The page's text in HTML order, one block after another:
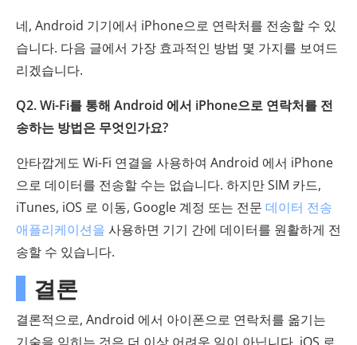
네, Android 기기에서 iPhone으로 연락처를 전송할 수 있
습니다. 다음 글에서 가장 효과적인 방법 몇 가지를 보여드
리겠습니다.
Q2. Wi-Fi를 통해 Android 에서 iPhone으로 연락처를 전
송하는 방법은 무엇인가요?
안타깝게도 Wi-Fi 연결을 사용하여 Android 에서 iPhone
으로 데이터를 전송할 수는 없습니다. 하지만 SIM 카드,
iTunes, iOS 로 이동, Google 계정 또는 전문 데이터 전송
애플리케이션을 사용하면 기기 간에 데이터를 원활하게 전
송할 수 있습니다.
결론
결론적으로, Android 에서 아이폰으로 연락처를 옮기는